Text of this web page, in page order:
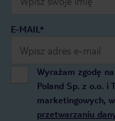
E-MAIL*
Wyrażam zgodę
Poland Sp. z o.o. i
marketingowych,
przetwarzaniu